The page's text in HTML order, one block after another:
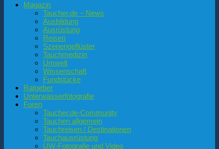
Magazin
Taucher.de – News
Ausbildung
Ausrüstung
Reisen
Szenengeflüster
Tauchmedizin
Umwelt
Wissenschaft
Fundstücke
Ratgeber
Unterwasserfotografie
Foren
Taucher.de-Community
Tauchen allgemein
Tauchreisen / Destinationen
Tauchausrüstung
UW-Fotografie und Video